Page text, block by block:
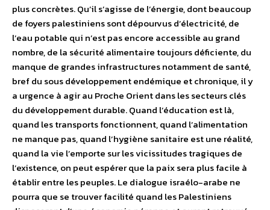
plus concrètes. Qu’il s’agisse de l’énergie, dont beaucoup
de foyers palestiniens sont dépourvus d’électricité, de
l’eau potable qui n’est pas encore accessible au grand
nombre, de la sécurité alimentaire toujours déficiente, du
manque de grandes infrastructures notamment de santé,
bref du sous développement endémique et chronique, il y
a urgence à agir au Proche Orient dans les secteurs clés
du développement durable. Quand l’éducation est là,
quand les transports fonctionnent, quand l’alimentation
ne manque pas, quand l’hygiène sanitaire est une réalité,
quand la vie l’emporte sur les vicissitudes tragiques de
l’existence, on peut espérer que la paix sera plus facile à
établir entre les peuples. Le dialogue israélo-arabe ne
pourra que se trouver facilité quand les Palestiniens